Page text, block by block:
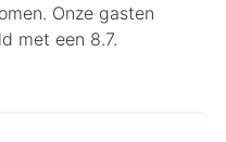
Onze gasten
met een 8.7.